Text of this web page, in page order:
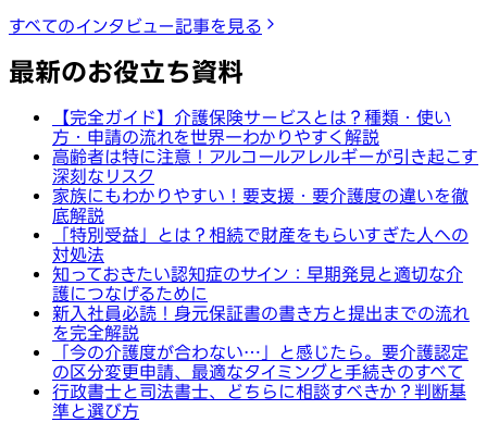
すべてのインタビュー記事を見る
最新のお役立ち資料
【完全ガイド】介護保険サービスとは？種類・使い
方・申請の流れを世界一わかりやすく解説
高齢者は特に注意！アルコールアレルギーが引き起こす
深刻なリスク
家族にもわかりやすい！要支援・要介護度の違いを徹
底解説
「特別受益」とは？相続で財産をもらいすぎた人への
対処法
知っておきたい認知症のサイン：早期発見と適切な介
護につなげるために
新入社員必読！身元保証書の書き方と提出までの流れ
を完全解説
「今の介護度が合わない…」と感じたら。要介護認定
の区分変更申請、最適なタイミングと手続きのすべて
行政書士と司法書士、どちらに相談すべきか？判断基
準と選び方